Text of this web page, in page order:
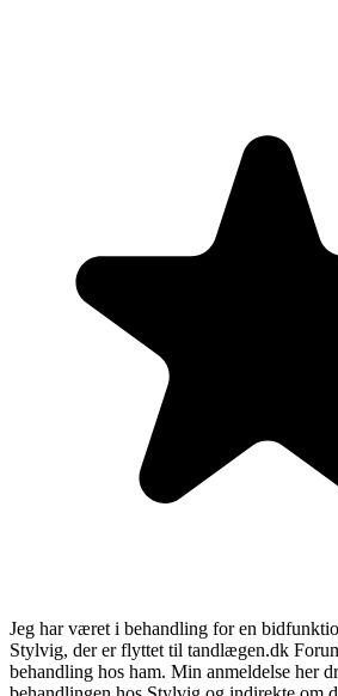
Jeg har været i behandling for en
Stylvig, der er flyttet til tandlægen.dk
behandling hos ham. Min anmeldelse her